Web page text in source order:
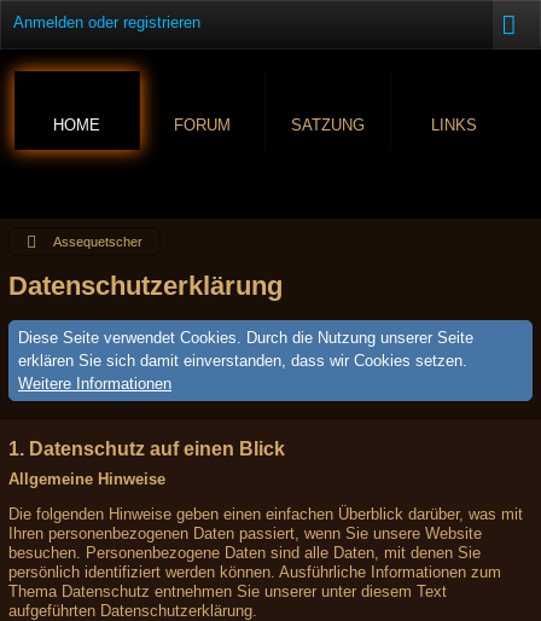
Anmelden oder registrieren
HOME FORUM SATZUNG LINKS
Assequetscher
Datenschutzerklärung
Diese Seite verwendet Cookies. Durch die Nutzung unserer Seite
erklären Sie sich damit einverstanden, dass wir Cookies setzen.
Weitere Informationen
1. Datenschutz auf einen Blick
Allgemeine Hinweise
Die folgenden Hinweise geben einen einfachen Überblick darüber, was mit
Ihren personenbezogenen Daten passiert, wenn Sie unsere Website
besuchen. Personenbezogene Daten sind alle Daten, mit denen Sie
persönlich identifiziert werden können. Ausführliche Informationen zum
Thema Datenschutz entnehmen Sie unserer unter diesem Text
aufgeführten Datenschutzerklärung.